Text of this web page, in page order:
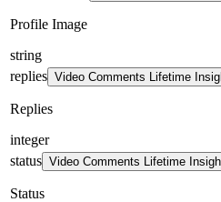
Profile Image
string
replies Video Comments Lifetime
Replies
integer
status Video Comments Lifetime
Status